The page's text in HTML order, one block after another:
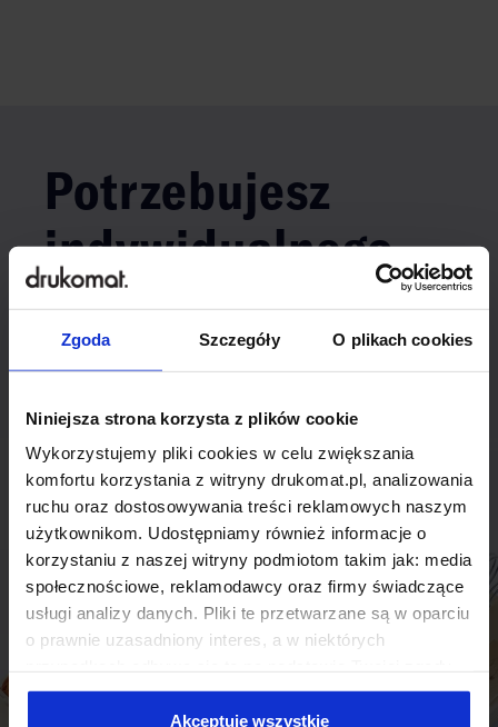
Zgoda Szczegóły O plikach cookies
Niniejsza strona korzysta z plików cookie
Wykorzystujemy pliki cookies w celu zwiększania
komfortu korzystania z witryny drukomat.pl, analizowania
ruchu oraz dostosowywania treści reklamowych naszym
użytkownikom. Udostępniamy również informacje o
korzystaniu z naszej witryny podmiotom takim jak: media
społecznościowe, reklamodawcy oraz firmy świadczące
usługi analizy danych. Pliki te przetwarzane są w oparciu
o prawnie uzasadniony interes, a w niektórych
Niektóre z plików cookies dostarczane i przetwarzane są
przez naszych zewnętrznych partnerów, z których listą
Akceptuję wszystkie
Potrzebujesz
indywidualnego
rozwiązania?
Odezwij się do nas, aby omówić